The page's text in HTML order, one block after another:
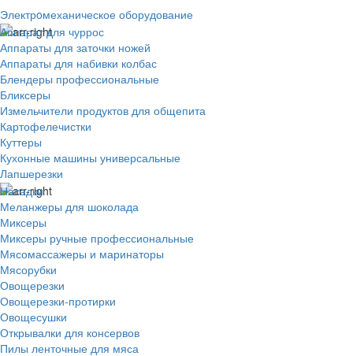
Электрoмеханическое оборудование
Аппарат для чуррос
Аппараты для заточки ножей
Аппараты для набивки колбас
Блендеры профессиональные
Бликсеры
Измельчители продуктов для общепита
Картофелечистки
Куттеры
Кухонные машины универсальные
Лапшерезки
Насадки
Меланжеры для шоколада
Миксеры
Миксеры ручные профессиональные
Мясомассажеры и маринаторы
Мясорубки
Овощерезки
Овощерезки-протирки
Овощесушки
Открывалки для консервов
Пилы ленточные для мяса